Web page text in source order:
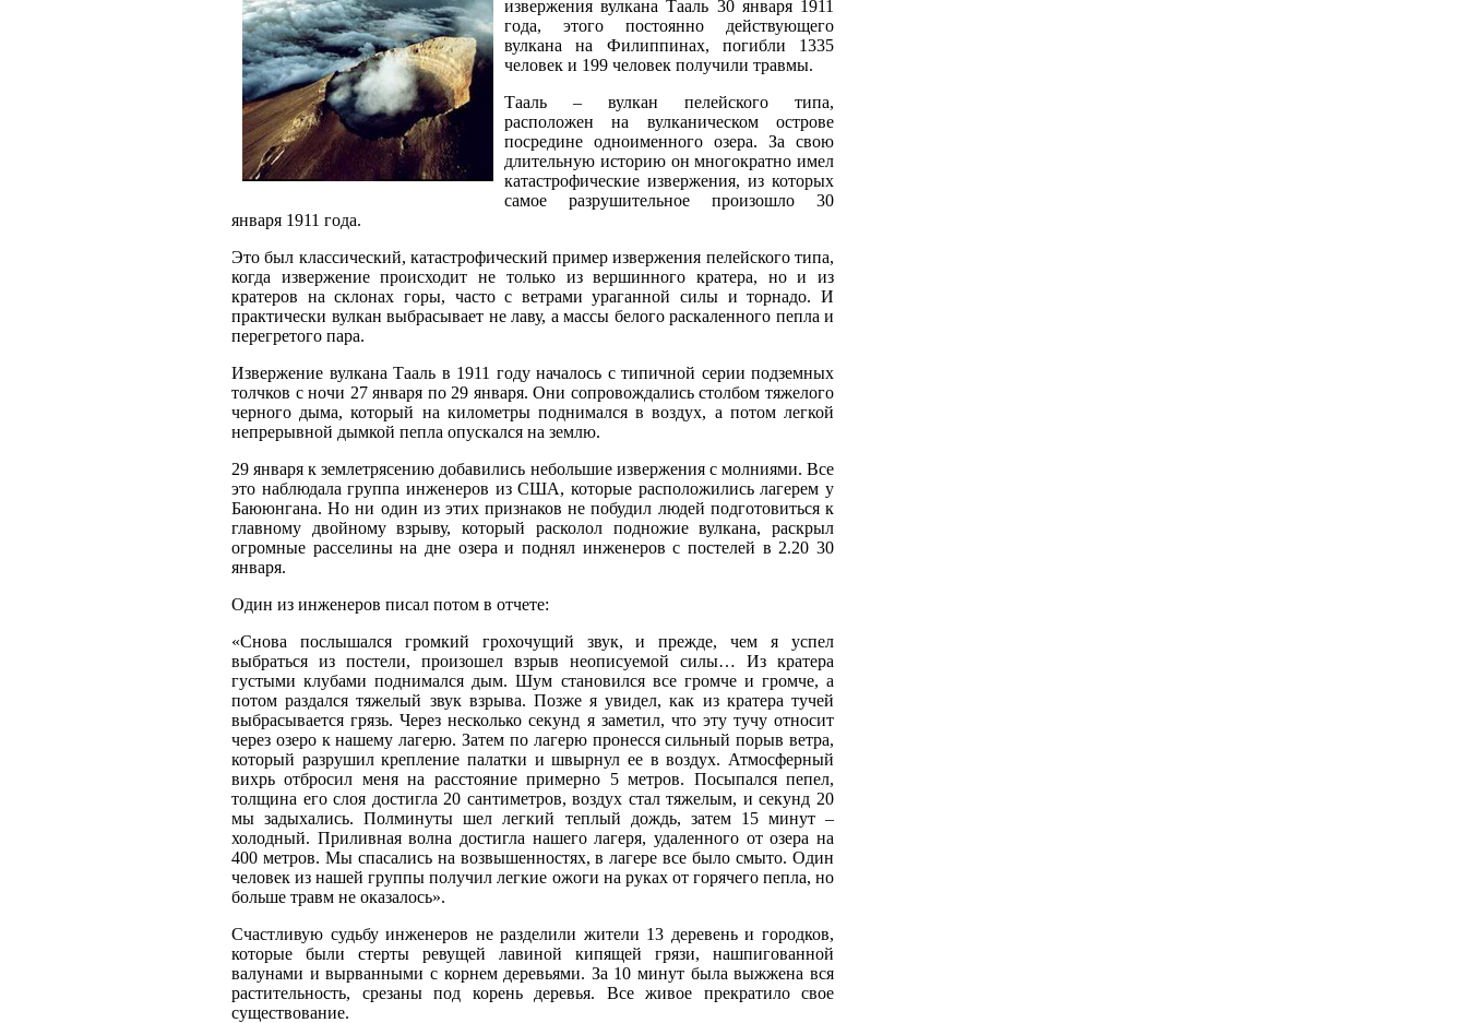
извержения вулкана Тааль 30 января 1911
года, этого постоянно действующего
вулкана на Филиппинах, погибли 1335
человек и 199 человек получили травмы.
Тааль – вулкан пелейского типа,
расположен на вулканическом острове
посредине одноименного озера. За свою
длительную историю он многократно имел
катастрофические извержения, из которых
самое разрушительное произошло 30
января 1911 года.
Это был классический, катастрофический пример извержения пелейского типа,
когда извержение происходит не только из вершинного кратера, но и из
кратеров на склонах горы, часто с ветрами ураганной силы и торнадо. И
практически вулкан выбрасывает не лаву, а массы белого раскаленного пепла и
перегретого пара.
Извержение вулкана Тааль в 1911 году началось с типичной серии подземных
толчков с ночи 27 января по 29 января. Они сопровождались столбом тяжелого
черного дыма, который на километры поднимался в воздух, а потом легкой
непрерывной дымкой пепла опускался на землю.
29 января к землетрясению добавились небольшие извержения с молниями. Все
это наблюдала группа инженеров из США, которые расположились лагерем у
Баююнгана. Но ни один из этих признаков не побудил людей подготовиться к
главному двойному взрыву, который расколол подножие вулкана, раскрыл
огромные расселины на дне озера и поднял инженеров с постелей в 2.20 30
января.
Один из инженеров писал потом в отчете:
«Снова послышался громкий грохочущий звук, и прежде, чем я успел
выбраться из постели, произошел взрыв неописуемой силы… Из кратера
густыми клубами поднимался дым. Шум становился все громче и громче, а
потом раздался тяжелый звук взрыва. Позже я увидел, как из кратера тучей
выбрасывается грязь. Через несколько секунд я заметил, что эту тучу относит
через озеро к нашему лагерю. Затем по лагерю пронесся сильный порыв ветра,
который разрушил крепление палатки и швырнул ее в воздух. Атмосферный
вихрь отбросил меня на расстояние примерно 5 метров. Посыпался пепел,
толщина его слоя достигла 20 сантиметров, воздух стал тяжелым, и секунд 20
мы задыхались. Полминуты шел легкий теплый дождь, затем 15 минут –
холодный. Приливная волна достигла нашего лагеря, удаленного от озера на
400 метров. Мы спасались на возвышенностях, в лагере все было смыто. Один
человек из нашей группы получил легкие ожоги на руках от горячего пепла, но
больше травм не оказалось».
Счастливую судьбу инженеров не разделили жители 13 деревень и городков,
которые были стерты ревущей лавиной кипящей грязи, нашпигованной
валунами и вырванными с корнем деревьями. За 10 минут была выжжена вся
растительность, срезаны под корень деревья. Все живое прекратило свое
существование.